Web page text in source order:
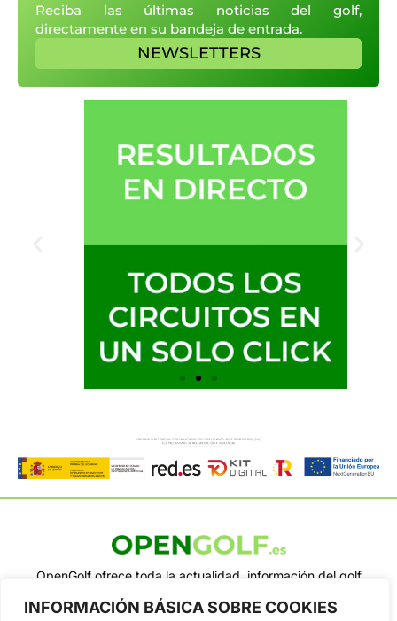
INFORMACIÓN BÁSICA SOBRE COOKIES
Reciba las últimas noticias del golf,
directamente en su bandeja de entrada.
NEWSLETTERS
OpenGolf ofrece toda la actualidad, información del golf
Jon Rahm, LIV Golf, PGA Tour, Ryder Cup, DP World Tour, LPGA